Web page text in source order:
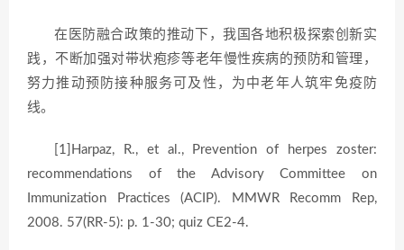
在医防融合政策的推动下，我国各地积极探索创新实
践，不断加强对带状疱疹等老年慢性疾病的预防和管理，
努力推动预防接种服务可及性，为中老年人筑牢免疫防
线。
[1]Harpaz, R., et al., Prevention of herpes zoster:
recommendations of the Advisory Committee on
Immunization Practices (ACIP). MMWR Recomm Rep,
2008. 57(RR-5): p. 1-30; quiz CE2-4.